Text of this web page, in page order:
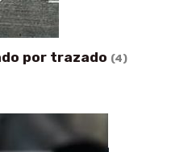
por trazado (4)